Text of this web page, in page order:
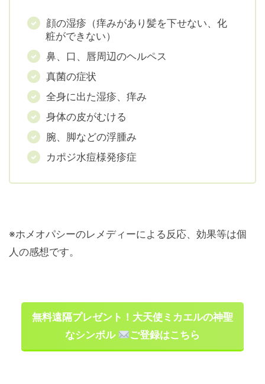
顔の湿疹（痒みがあり髪を下せない、化
粧ができない）
鼻、口、唇周辺のヘルペス
真菌の症状
全身に出た湿疹、痒み
身体の皮がむける
腕、脚などの浮腫み
カポジ水痘様発疹症
※ホメオパシーのレメディーによる反応、効果等は個
人の感想です。
無料遠隔プレゼント！大天使ミカエルの神聖
なシンボル
ご登録はこちら